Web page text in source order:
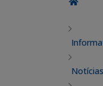
Notícias